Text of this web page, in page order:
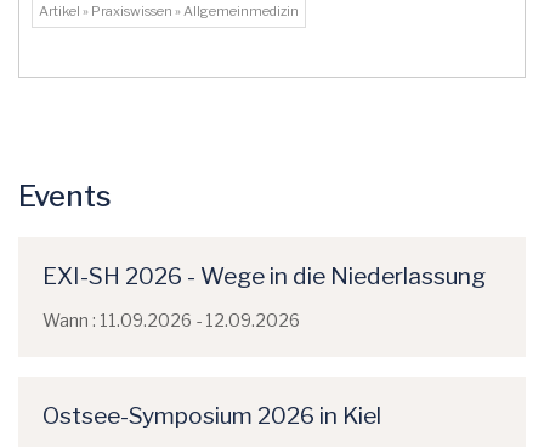
Artikel » Praxiswissen » Allgemeinmedizin
Events
EXI-SH 2026 - Wege in die Niederlassung
Wann : 11.09.2026 - 12.09.2026
Ostsee-Symposium 2026 in Kiel